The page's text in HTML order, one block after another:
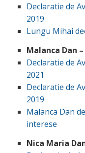
Declaratie de
2019
Lungu Mihai
Malanca Dan
Declaratie de
2021
Declaratie de
2019
Malanca Dan
interese
Nica Maria